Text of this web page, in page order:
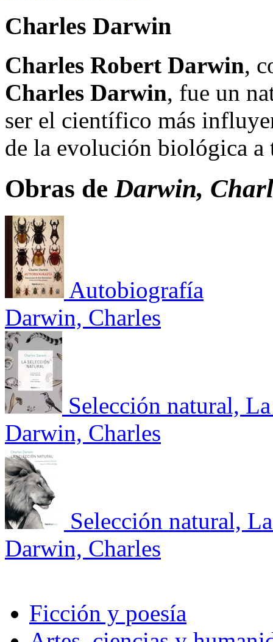
Charles Darwin
Charles Robert Darwin,
Charles Darwin, fue un
ser el científico más
de la evolución biológica a
Obras de Darwin,
Autobiografía
Darwin, Charles
Selección natural,
Darwin, Charles
Selección natural,
Darwin, Charles
Ficción y poesía